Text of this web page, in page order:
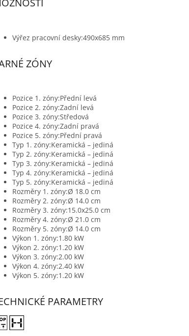
Výřez pracovní desky:490x685 mm
ZÓNY
Pozice 1. zóny:Přední levá
Pozice 2. zóny:Zadní levá
Pozice 3. zóny:Středová
Pozice 4. zóny:Zadní pravá
Pozice 5. zóny:Přední pravá
Typ 1. zóny:Keramická – jediná
Typ 2. zóny:Keramická – jediná
Typ 3. zóny:Keramická – jediná
Typ 4. zóny:Keramická – jediná
Typ 5. zóny:Keramická – jediná
Rozměry 1. zóny:Ø 18.0 cm
Rozměry 2. zóny:Ø 14.0 cm
Rozměry 3. zóny:15.0x25.0 cm
Rozměry 4. zóny:Ø 21.0 cm
Rozměry 5. zóny:Ø 14.0 cm
Výkon 1. zóny:1.80 kW
Výkon 2. zóny:1.20 kW
Výkon 3. zóny:2.00 kW
Výkon 4. zóny:2.40 kW
Výkon 5. zóny:1.20 kW
PARAMETRY